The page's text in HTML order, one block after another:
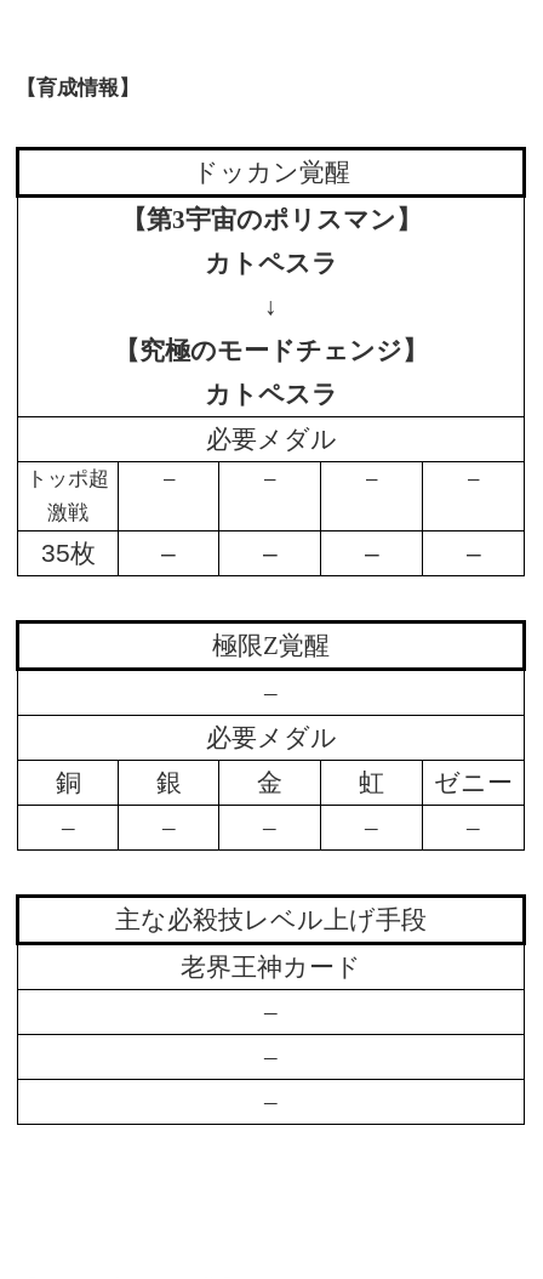
【育成情報】
ドッカン覚醒
【第3宇宙のポリスマン】
カトペスラ
↓
【究極のモードチェンジ】
カトペスラ
必要メダル
トッポ超
激戦
– – – –
35枚 – – – –
極限Z覚醒
–
必要メダル
銅
銀 金 虹
ゼニー
–
– – – –
主な必殺技レベル上げ手段
老界王神カード
–
–
–